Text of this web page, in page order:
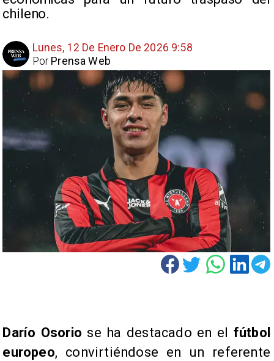
chileno.
Lunes, 12 De Enero De 2026 9:58
Prensa Web
Por
Darío Osorio se ha destacado en el fútbol
europeo, convirtiéndose en un referente